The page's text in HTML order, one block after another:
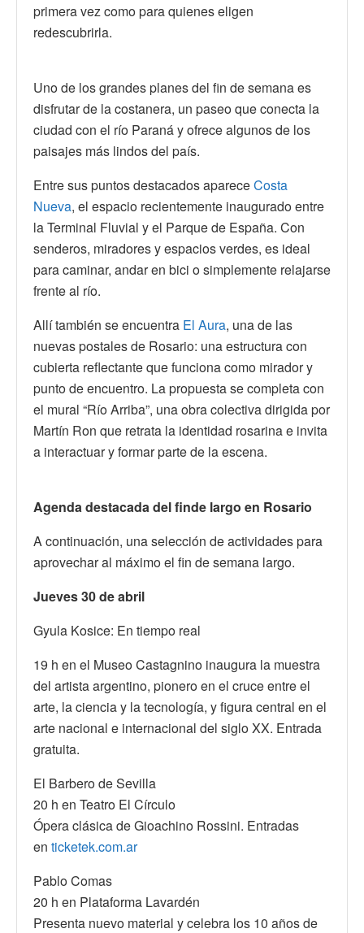
primera vez como para quienes eligen
redescubrirla.
Uno de los grandes planes del fin de semana es
disfrutar de la costanera, un paseo que conecta la
ciudad con el río Paraná y ofrece algunos de los
paisajes más lindos del país.
Entre sus puntos destacados apareceCosta
Nueva, el espacio recientemente inaugurado entre
la Terminal Fluvial y el Parque de España. Con
senderos, miradores y espacios verdes, es ideal
para caminar, andar en bici o simplemente relajarse
frente al río.
Allí también se encuentra El Aura, una de las
nuevas postales de Rosario: una estructura con
cubierta reflectante que funciona como mirador y
punto de encuentro. La propuesta se completa con
el mural “Río Arriba”, una obra colectiva dirigida por
Martín Ron que retrata la identidad rosarina e invita
a interactuar y formar parte de la escena.
Agenda destacada del finde largo en Rosario
A continuación, una selección de actividades para
aprovechar al máximo el fin de semana largo.
Jueves 30 de abril
Gyula Kosice: En tiempo real
19 h en el Museo Castagnino inaugura la muestra
del artista argentino, pionero en el cruce entre el
arte, la ciencia y la tecnología, y figura central en el
arte nacional e internacional del siglo XX. Entrada
gratuita.
El Barbero de Sevilla
20 h en Teatro El Círculo
Ópera clásica de Gioachino Rossini. Entradas
en ticketek.com.ar
Pablo Comas
20 h en Plataforma Lavardén
Presenta nuevo material y celebra los 10 años de